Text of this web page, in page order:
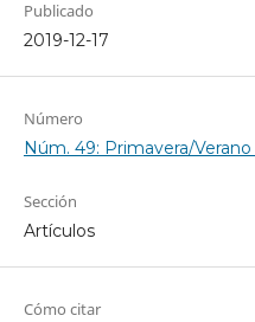
Publicado
2019-12-17
Número
Núm. 49: Primavera/
Sección
Artículos
Cómo citar